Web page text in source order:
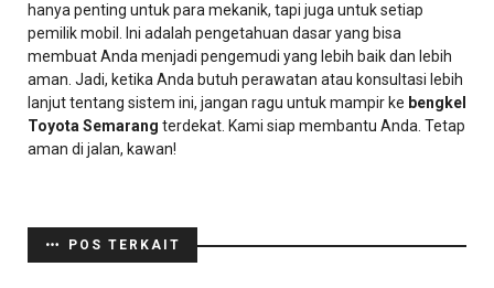
hanya penting untuk para mekanik, tapi juga untuk setiap
pemilik mobil. Ini adalah pengetahuan dasar yang bisa
membuat Anda menjadi pengemudi yang lebih baik dan lebih
aman. Jadi, ketika Anda butuh perawatan atau konsultasi lebih
lanjut tentang sistem ini, jangan ragu untuk mampir ke bengkel
Toyota Semarang terdekat. Kami siap membantu Anda. Tetap
aman di jalan, kawan!
POS TERKAIT